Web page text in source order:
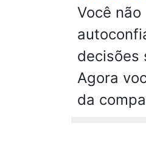
Você
decisões
Agora
da